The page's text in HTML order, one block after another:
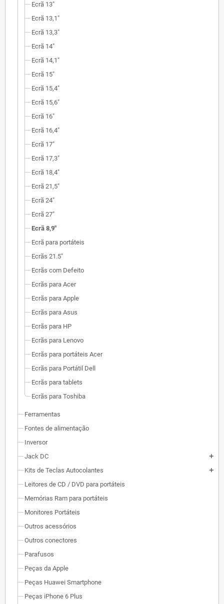
Ecrã 13"
Ecrã 13,1"
Ecrã 13,3"
Ecrã 14"
Ecrã 14,1"
Ecrã 15"
Ecrã 15,4"
Ecrã 15,6"
Ecrã 16"
Ecrã 16,4"
Ecrã 17"
Ecrã 17,3"
Ecrã 18,4"
Ecrã 21,5"
Ecrã 24"
Ecrã 27"
Ecrã 8,9"
Ecrã para portáteis
Ecrãs 21.5"
Ecrãs com Defeito
Ecrãs para Acer
Ecrãs para Apple
Ecrãs para Asus
Ecrãs para HP
Ecrãs para Lenovo
Ecrãs para portáteis Acer
Ecrãs para Portátil Dell
Ecrãs para tablets
Ecrãs para Toshiba
Ferramentas
Fontes de alimentação
Inversor
Jack DC
add
Kits de Teclas Autocolantes add
Leitores de CD / DVD para portáteis
Memórias Ram para portáteis
Monitores Portáteis
Outros acessórios
Outros conectores
Parafusos
Peças da Apple
Peças Huawei Smartphone
Peças iPhone 6 Plus